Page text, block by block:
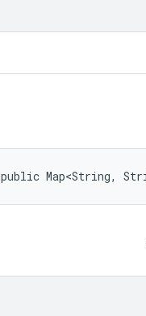
public Map<String,